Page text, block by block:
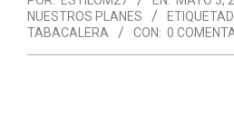
NUESTROS PLANES
TABACALERA
CON: 0